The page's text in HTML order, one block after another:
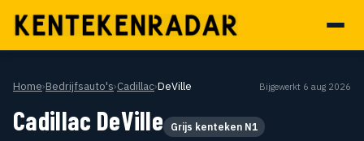
Home›Bedrijfsauto's›Cadillac›DeVille Bijgewerkt 6 aug 2026
Cadillac DeVille Grijs kenteken N1